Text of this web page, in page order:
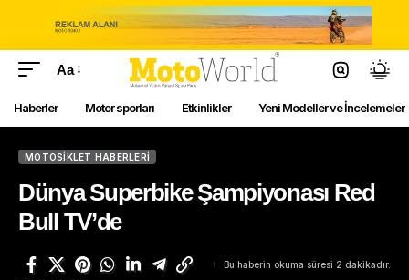
Aa
Haberler Motor sporları Etkinlikler Yeni Modeller ve İncelemeler
MOTOSIKLET HABERLERI
Dünya Superbike Şampiyonası Red
Bull TV’de
Bu haberin okuma süresi 2 dakikadır.